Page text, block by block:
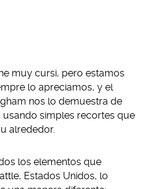
muy cursi, pero estamos
lo apreciamos, y el
nos lo demuestra de
simples recortes que
alrededor.
los elementos que
Estados Unidos, lo